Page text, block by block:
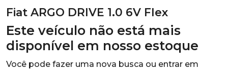
Fiat ARGO DRIVE 1.0 6V Flex
Este veículo não está mais
disponível em nosso estoque
Você pode fazer uma nova busca ou entrar em